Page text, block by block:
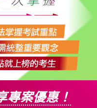
專案優惠！